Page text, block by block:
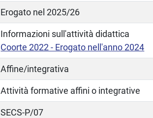
Erogato nel 2025/26
Informazioni sull'attività didattica
Coorte 2022 - Erogato nell'anno 2024
Affine/integrativa
Attività formative affini o integrative
SECS-P/07